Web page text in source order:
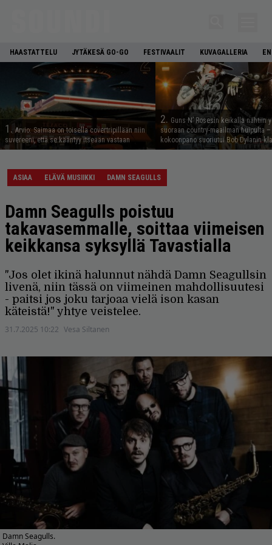
HAASTATTELU JYTÄKESÄ GO-GO FESTIVAALIT KUVAGALLERIA
1. Arvio: Saimaa on toisella covertripillään niin
suvereeni, että se kääntyy itseään vastaan
2. Guns N’ Rosesin keikalla nähtiin
suoraan country-maailman huipulta
kokoonpano suoriutui Bob Dylanin
ASIAA ELÄVÄ MUSIIKKI DAMN SEAGULLS
Damn Seagulls poistuu
takavasemmalle, soittaa viimeisen
keikkansa syksyllä Tavastialla
"Jos olet ikinä halunnut nähdä Damn Seagullsin
livenä, niin tässä on viimeinen mahdollisuutesi
- paitsi jos joku tarjoaa vielä ison kasan
käteistä!" yhtye veistelee.
31.7.2025 10:22 Vesa Siltanen
Damn Seagulls.